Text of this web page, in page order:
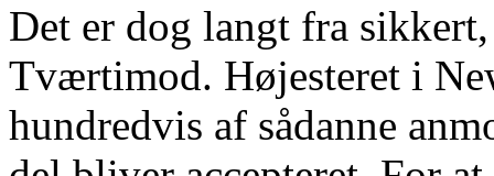
Det er dog langt fra
Tværtimod. Højesteret i
hundredvis af sådanne